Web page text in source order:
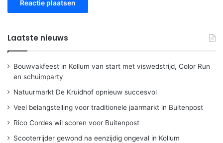
Laatste nieuws
Bouwvakfeest in Kollum van start met viswedstrijd, Color Run
en schuimparty
Natuurmarkt De Kruidhof opnieuw succesvol
Veel belangstelling voor traditionele jaarmarkt in Buitenpost
Rico Cordes wil scoren voor Buitenpost
Scooterrijder gewond na eenzijdig ongeval in Kollum